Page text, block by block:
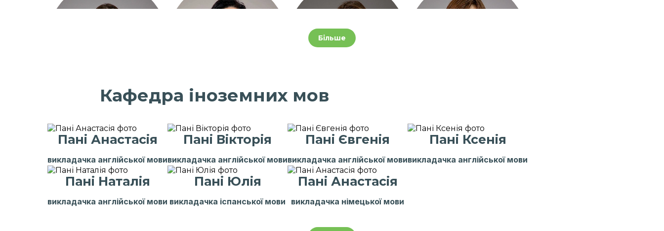
Пані Олена
Старший тьютор Ментор групи preschool Ментор 4го класу Тьютор 3х класів
Більше
Кафедра іноземних мов
Пані Анастасія
викладачка англійської мови
Пані Вікторія
викладачка англійської мови
Пані Євгенія
викладачка англійської мови
Пані Ксенія
викладачка англійської мови
Пані Наталія
викладачка англійської мови
Пані Юлія
викладачка іспанської мови
Пані Анастасія
викладачка німецької мови